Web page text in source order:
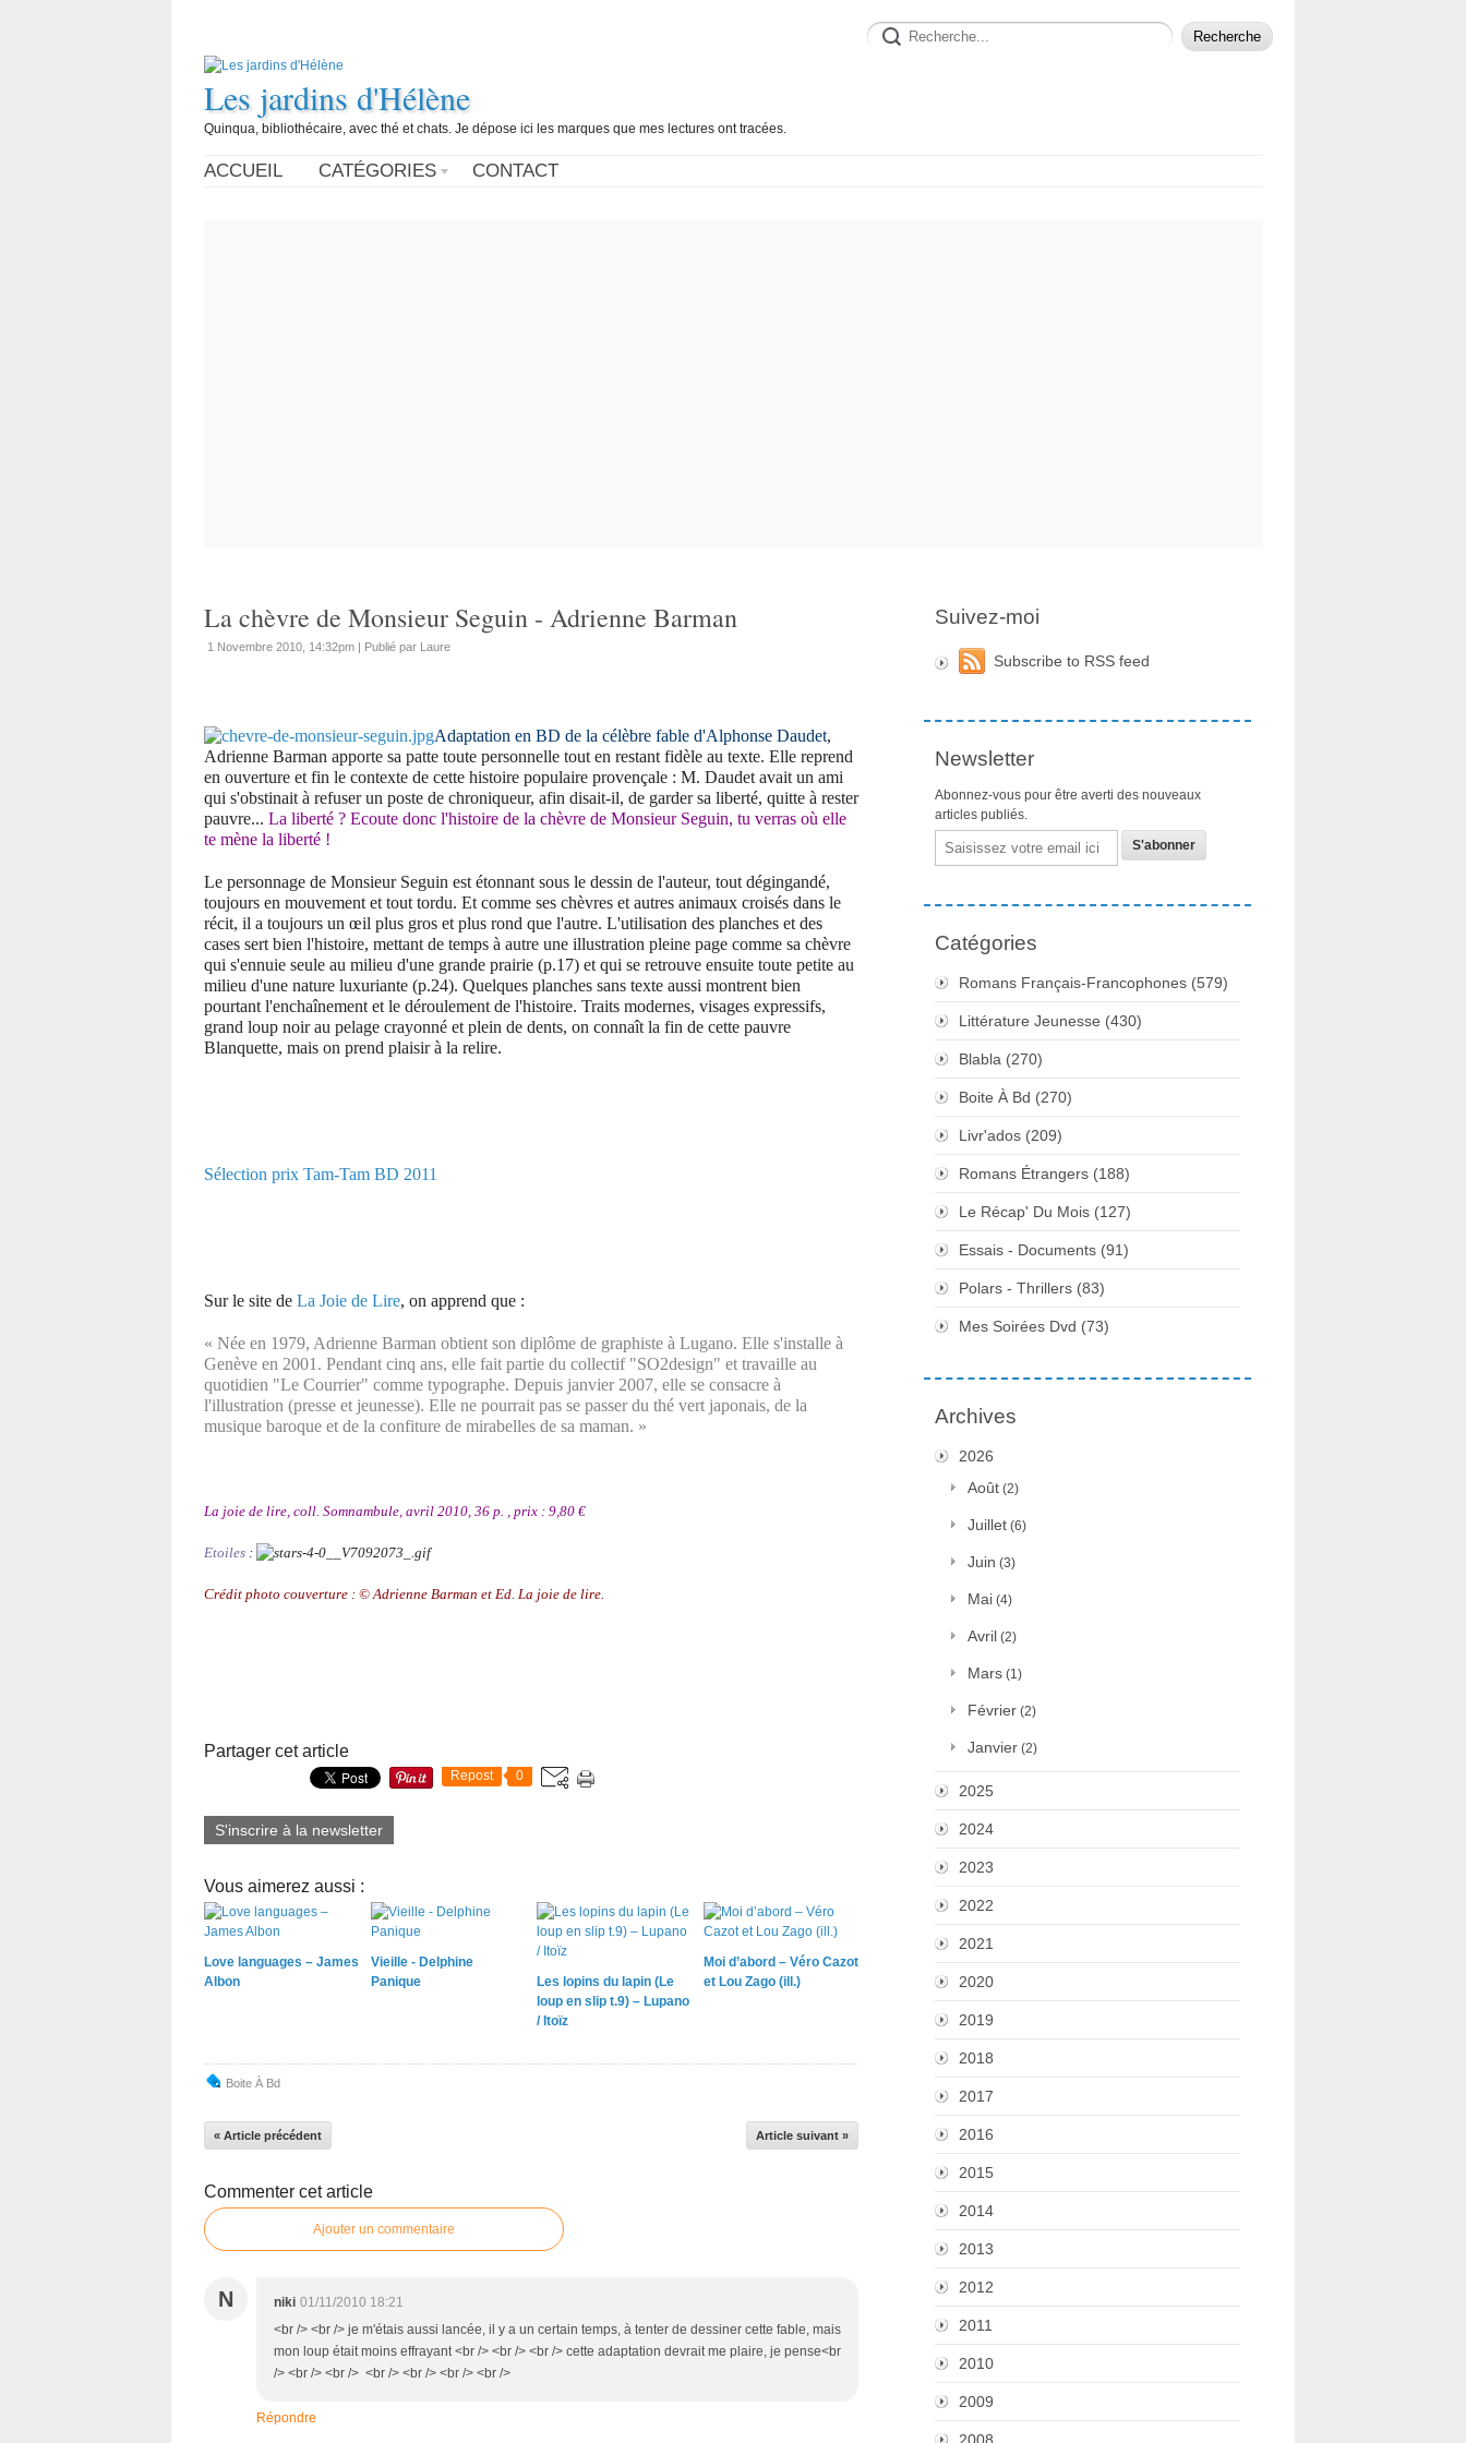
Les jardins d'Hélène
Quinqua, bibliothécaire, avec thé et chats. Je dépose ici les marques que mes lectures ont tracées.
ACCUEIL CATÉGORIES CONTACT
La chèvre de Monsieur Seguin - Adrienne Barman
1 Novembre 2010, 14:32pm | Publié par Laure
Adaptation en BD de la célèbre fable d'Alphonse Daudet,
Adrienne Barman apporte sa patte toute personnelle tout en restant fidèle au texte. Elle reprend
en ouverture et fin le contexte de cette histoire populaire provençale : M. Daudet avait un ami
qui s'obstinait à refuser un poste de chroniqueur, afin disait-il, de garder sa liberté, quitte à rester
pauvre... La liberté ? Ecoute donc l'histoire de la chèvre de Monsieur Seguin, tu verras où elle
te mène la liberté !
Le personnage de Monsieur Seguin est étonnant sous le dessin de l'auteur, tout dégingandé,
toujours en mouvement et tout tordu. Et comme ses chèvres et autres animaux croisés dans le
récit, il a toujours un œil plus gros et plus rond que l'autre. L'utilisation des planches et des
cases sert bien l'histoire, mettant de temps à autre une illustration pleine page comme sa chèvre
qui s'ennuie seule au milieu d'une grande prairie (p.17) et qui se retrouve ensuite toute petite au
milieu d'une nature luxuriante (p.24). Quelques planches sans texte aussi montrent bien
pourtant l'enchaînement et le déroulement de l'histoire. Traits modernes, visages expressifs,
grand loup noir au pelage crayonné et plein de dents, on connaît la fin de cette pauvre
Blanquette, mais on prend plaisir à la relire.
Sélection prix Tam-Tam BD 2011
Sur le site de La Joie de Lire, on apprend que :
« Née en 1979, Adrienne Barman obtient son diplôme de graphiste à Lugano. Elle s'installe à
Genève en 2001. Pendant cinq ans, elle fait partie du collectif "SO2design" et travaille au
quotidien "Le Courrier" comme typographe. Depuis janvier 2007, elle se consacre à
l'illustration (presse et jeunesse). Elle ne pourrait pas se passer du thé vert japonais, de la
musique baroque et de la confiture de mirabelles de sa maman. »
La joie de lire, coll. Somnambule, avril 2010, 36 p. , prix : 9,80 €
Etoiles :
Crédit photo couverture : © Adrienne Barman et Ed. La joie de lire.
Partager cet article
Repost 0
S'inscrire à la newsletter
Vous aimerez aussi :
Love languages – James
Albon
Vieille - Delphine
Panique
Les lopins du lapin (Le
loup en slip t.9) – Lupano
/ Itoïz
Moi d’abord – Véro Cazot
et Lou Zago (ill.)
Boite À Bd
« Article précédent Article suivant »
Commenter cet article
Ajouter un commentaire
N niki 01/11/2010 18:21
<br /> <br /> je m'étais aussi lancée, il y a un certain temps, à tenter de dessiner cette fable, mais
mon loup était moins effrayant <br /> <br /> <br /> cette adaptation devrait me plaire, je pense<br
/> <br /> <br /> <br /> <br /> <br /> <br />
Répondre
Suivez-moi
Subscribe to RSS feed
Newsletter
Abonnez-vous pour être averti des nouveaux
articles publiés.
Email
Catégories
Romans Français-Francophones (579)
Littérature Jeunesse (430)
Blabla (270)
Boite À Bd (270)
Livr'ados (209)
Romans Étrangers (188)
Le Récap' Du Mois (127)
Essais - Documents (91)
Polars - Thrillers (83)
Mes Soirées Dvd (73)
Archives
2026
Août (2)
Juillet (6)
Juin (3)
Mai (4)
Avril (2)
Mars (1)
Février (2)
Janvier (2)
2025
2024
2023
2022
2021
2020
2019
2018
2017
2016
2015
2014
2013
2012
2011
2010
2009